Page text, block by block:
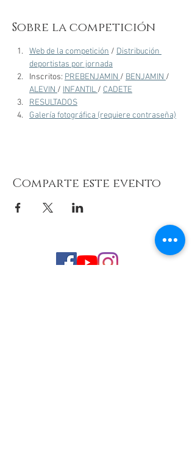
Sobre la competición
Web de la competición / Distribución
deportistas por jornada
Inscritos: PREBENJAMIN / BENJAMIN /
ALEVIN / INFANTIL / CADETE
RESULTADOS
Galería fotográfica (requiere contraseña)
Comparte este evento